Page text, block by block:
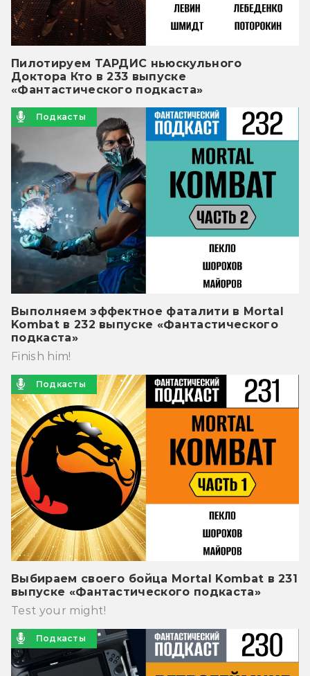
Пилотируем ТАРДИС ньюскульного
Доктора Кто в 233 выпуске
«Фантастического подкаста»
Подкасты
Выполняем эффектное фаталити в Mortal
Kombat в 232 выпуске «Фантастического
подкаста»
Finish him!
Подкасты
Выбираем своего бойца Mortal Kombat в 231
выпуске «Фантастического подкаста»
Test your might!
Подкасты